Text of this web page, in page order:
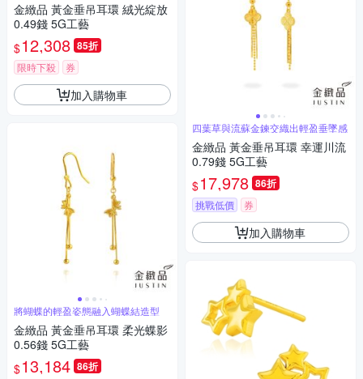
金緻品 黃金垂吊耳環 絨光綻放
0.49錢 5G工藝
$12,308 85折
限時下殺 券
加入購物車
將蝴蝶的輕盈姿態融入蝴蝶結造型
金緻品 黃金垂吊耳環 柔光蝶影
0.56錢 5G工藝
$13,184 86折
四葉草與流蘇金鍊交織出輕盈垂墜感
金緻品 黃金垂吊耳環 幸運川流
0.79錢 5G工藝
$17,978 86折
挑戰低價 券
加入購物車